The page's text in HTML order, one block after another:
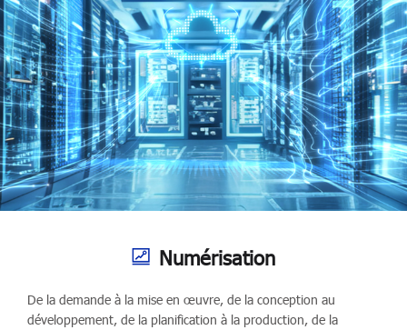
Numérisation
De la demande à la mise en œuvre, de la conception au
développement, de la planification à la production, de la